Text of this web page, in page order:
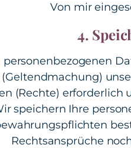
Von mir
4.
(Rechte) erforderlich
speichern Ihre
Rechtsansprüche